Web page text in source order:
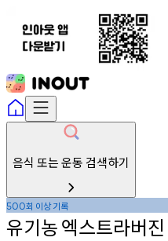
음식 또는 운동 검색하기
500회 이상기록
유기농엑스트라버진